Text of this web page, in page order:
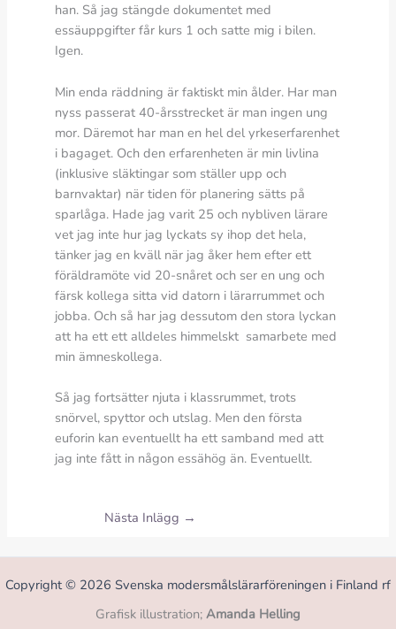
han. Så jag stängde dokumentet med
essäuppgifter får kurs 1 och satte mig i bilen.
Igen.
Min enda räddning är faktiskt min ålder. Har man
nyss passerat 40-årsstrecket är man ingen ung
mor. Däremot har man en hel del yrkeserfarenhet
i bagaget. Och den erfarenheten är min livlina
(inklusive släktingar som ställer upp och
barnvaktar) när tiden för planering sätts på
sparlåga. Hade jag varit 25 och nybliven lärare
vet jag inte hur jag lyckats sy ihop det hela,
tänker jag en kväll när jag åker hem efter ett
föräldramöte vid 20-snåret och ser en ung och
färsk kollega sitta vid datorn i lärarrummet och
jobba. Och så har jag dessutom den stora lyckan
att ha ett ett alldeles himmelskt samarbete med
min ämneskollega.
Så jag fortsätter njuta i klassrummet, trots
snörvel, spyttor och utslag. Men den första
euforin kan eventuellt ha ett samband med att
jag inte fått in någon essähög än. Eventuellt.
Nästa Inlägg →
Copyright © 2026 Svenska modersmålslärarföreningen i Finland rf
Grafisk illustration; Amanda Helling